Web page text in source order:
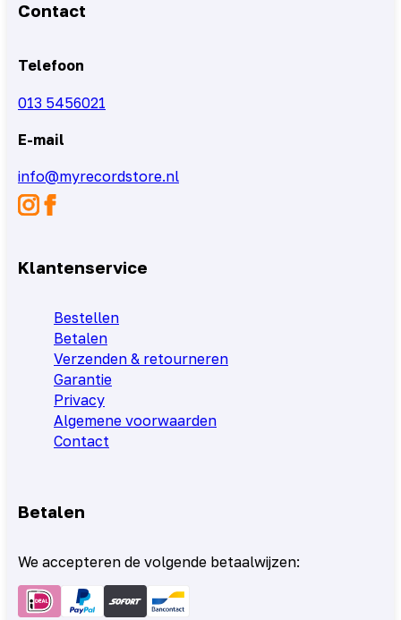
Contact
Telefoon
013 5456021
E-mail
info@myrecordstore.nl
Klantenservice
Bestellen
Betalen
Verzenden & retourneren
Garantie
Privacy
Algemene voorwaarden
Contact
Betalen
We accepteren de volgende betaalwijzen: